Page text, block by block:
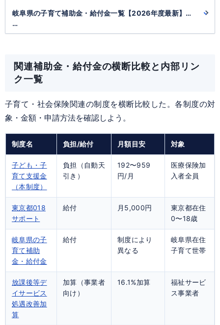
岐阜県の子育て補助金・給付金一覧【2026年度最新】こ
ども医療費から妊婦10万円まで
岐阜県・子育て
関連補助金・給付金の横断比較と内部リン
ク一覧
子育て・社会保険関連の制度を横断比較した。各制度の対
象・金額・申請方法を確認しよう。
制度名 負担/給付 月額目安 対象
子ども・子
育て支援金
（本制度）
負担（自動天
引き）
192〜959
円/月
医療保険加
入者全員
東京都018
サポート
給付 月5,000円
東京都在住
0〜18歳
岐阜県の子
育て補助
金・給付金
給付
制度により
異なる
岐阜県在住
子育て世帯
放課後等デ
イサービス
処遇改善加
算
加算（事業者
向け）
16.1%加算
福祉サービ
ス事業者